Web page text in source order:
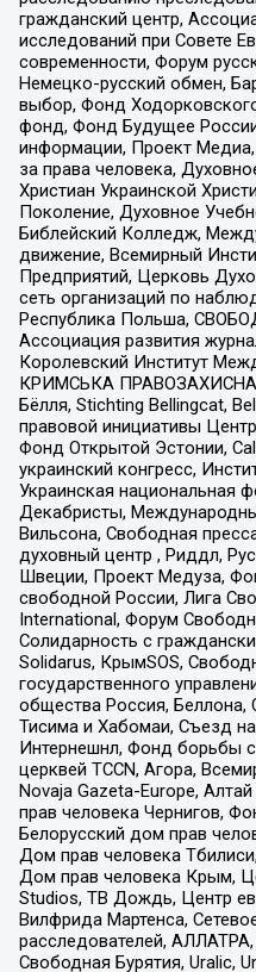
гражданский центр,
исследований при Совете
современности, Форум
Немецко-русский обмен,
выбор, Фонд
фонд, Фонд Будущее
информации, Проект
за права человека,
Христиан Украинской
Поколение, Духовное
Библейский Колледж,
движение, Всемирный
Предприятий, Церковь
сеть организаций по
Республика Польша,
Ассоциация развития
Королевский Институт
КРИМСЬКА ПРАВОЗАХИСНА
Бёлля, Stichting Bellingcat,
правовой инициативы
Фонд Открытой Эстонии,
украинский конгресс,
Украинская национальная
Декабристы,
Вильсона, Свободная
духовный центр , Риддл,
Швеции, Проект Медуза,
свободной России, Лига
International, Форум
Солидарность с
Solidarus, КрымSOS,
государственного
общества Россия, Беллона,
Тисима и Хабомаи, Съезд
Интернешнл, Фонд борьбы
церквей TCCN, Агора,
Novaja Gazeta-Europe,
прав человека Чернигов,
Белорусский дом прав
Дом прав человека
Дом прав человека Крым,
Studios, ТВ Дождь, Центр
Вилфрида Мартенса,
расследователей,
Свободная Бурятия, Uralic,